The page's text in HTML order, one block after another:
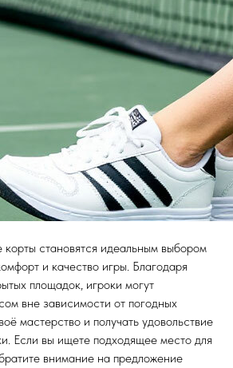
становятся идеальным выбором
и качество игры. Благодаря
площадок, игроки могут
вне зависимости от погодных
мастерство и получать удовольствие
Если вы ищете подходящее место для
внимание на предложение